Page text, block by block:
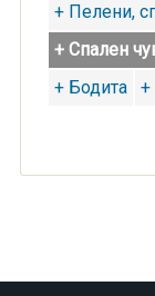
+ Пелени,
+ Спален
+ Бодита
+